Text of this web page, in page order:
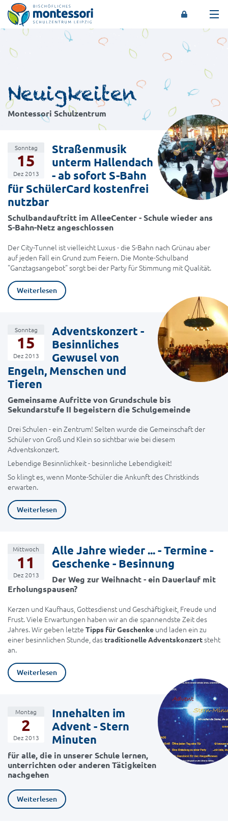
Montessori-Schulzentrum Leipzig
Neuigkeiten
Montessori Schulzentrum
Sonntag
15
Dez 2013
Straßenmusik
unterm Hallendach
- ab sofort S-Bahn
für SchülerCard kostenfrei
nutzbar
Schulbandauftritt im AlleeCenter - Schule wieder ans
S-Bahn-Netz angeschlossen
Der City-Tunnel ist vielleicht Luxus - die S-Bahn nach Grünau aber
auf jeden Fall ein Grund zum Feiern. Die Monte-Schulband
"Ganztagsangebot" sorgt bei der Party für Stimmung mit Qualität.
Weiterlesen
Sonntag
15
Dez 2013
Adventskonzert -
Besinnliches
Gewusel von
Engeln, Menschen und
Tieren
Gemeinsame Aufritte von Grundschule bis
Sekundarstufe II begeistern die Schulgemeinde
Drei Schulen - ein Zentrum! Selten wurde die Gemeinschaft der
Schüler von Groß und Klein so sichtbar wie bei diesem
Adventskonzert.
Lebendige Besinnlichkeit - besinnliche Lebendigkeit!
So klingt es, wenn Monte-Schüler die Ankunft des Christkinds
erwarten.
Weiterlesen
Mittwoch
11
Dez 2013
Alle Jahre wieder ... - Termine -
Geschenke - Besinnung
Der Weg zur Weihnacht - ein Dauerlauf mit
Erholungspausen?
Kerzen und Kaufhaus, Gottesdienst und Geschäftigkeit, Freude und
Frust. Viele Erwartungen haben wir an die spannendste Zeit des
Jahres. Wir geben letzte Tipps für Geschenke und laden ein zu
einer besinnlichen Stunde, das traditionelle Adventskonzertsteht
an.
Weiterlesen
Montag
2
Dez 2013
Innehalten im
Advent - Stern
Minuten
für alle, die in unserer Schule lernen,
unterrichten oder anderen Tätigkeiten
nachgehen
Weiterlesen